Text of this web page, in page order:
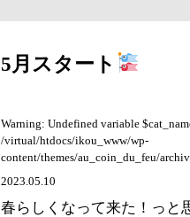
ま
5月スタート
Warning: Undefined variable
/virtual/htdocs/ikou_www/wp-
content/themes/au_coin_du_feu/
2023.05.10
春らしくなって来た！っと